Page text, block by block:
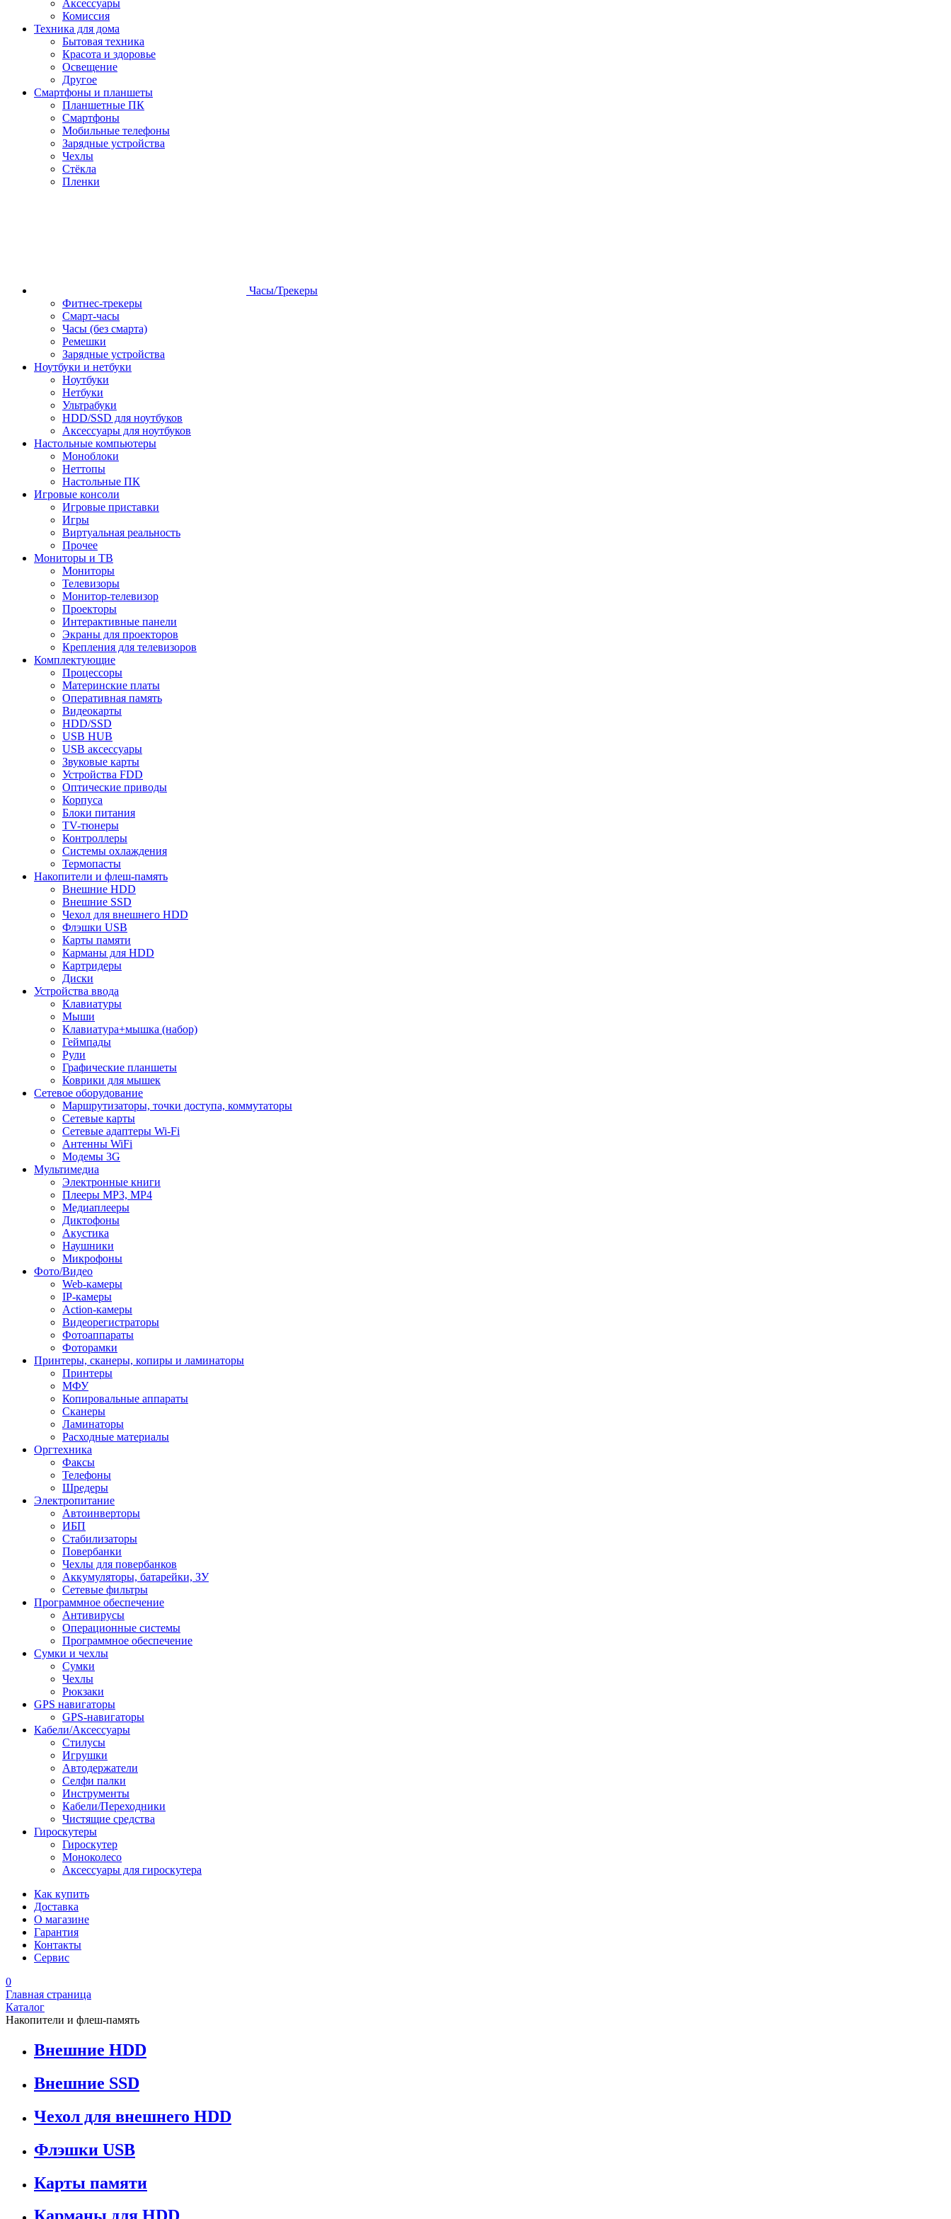
Аксессуары
Комиссия
Техника для дома
Бытовая техника
Красота и здоровье
Освещение
Другое
Смартфоны и планшеты
Планшетные ПК
Смартфоны
Мобильные телефоны
Зарядные устройства
Чехлы
Стёкла
Пленки
Часы/Трекеры
Фитнес-трекеры
Смарт-часы
Часы (без смарта)
Ремешки
Зарядные устройства
Ноутбуки и нетбуки
Ноутбуки
Нетбуки
Ультрабуки
HDD/SSD для ноутбуков
Аксессуары для ноутбуков
Настольные компьютеры
Моноблоки
Неттопы
Настольные ПК
Игровые консоли
Игровые приставки
Игры
Виртуальная реальность
Прочее
Мониторы и ТВ
Мониторы
Телевизоры
Монитор-телевизор
Проекторы
Интерактивные панели
Экраны для проекторов
Крепления для телевизоров
Комплектующие
Процессоры
Материнские платы
Оперативная память
Видеокарты
HDD/SSD
USB HUB
USB аксессуары
Звуковые карты
Устройства FDD
Оптические приводы
Корпуса
Блоки питания
TV-тюнеры
Контроллеры
Системы охлаждения
Термопасты
Накопители и флеш-память
Внешние HDD
Внешние SSD
Чехол для внешнего HDD
Флэшки USB
Карты памяти
Карманы для HDD
Картридеры
Диски
Устройства ввода
Клавиатуры
Мыши
Клавиатура+мышка (набор)
Геймпады
Рули
Графические планшеты
Коврики для мышек
Сетевое оборудование
Маршрутизаторы, точки доступа, коммутаторы
Сетевые карты
Сетевые адаптеры Wi-Fi
Антенны WiFi
Модемы 3G
Мультимедиа
Электронные книги
Плееры MP3, MP4
Медиаплееры
Диктофоны
Акустика
Наушники
Микрофоны
Фото/Видео
Web-камеры
IP-камеры
Action-камеры
Видеорегистраторы
Фотоаппараты
Фоторамки
Принтеры, сканеры, копиры и ламинаторы
Принтеры
МФУ
Копировальные аппараты
Сканеры
Ламинаторы
Расходные материалы
Оргтехника
Факсы
Телефоны
Шредеры
Электропитание
Автоинверторы
ИБП
Стабилизаторы
Повербанки
Чехлы для повербанков
Аккумуляторы, батарейки, ЗУ
Сетевые фильтры
Программное обеспечение
Антивирусы
Операционные системы
Программное обеспечение
Сумки и чехлы
Сумки
Чехлы
Рюкзаки
GPS навигаторы
GPS-навигаторы
Кабели/Аксессуары
Стилусы
Игрушки
Автодержатели
Селфи палки
Инструменты
Кабели/Переходники
Чистящие средства
Гироскутеры
Гироскутер
Моноколесо
Аксессуары для гироскутера
Как купить
Доставка
О магазине
Гарантия
Контакты
Сервис
0
Главная страница
Каталог
Накопители и флеш-память
Внешние HDD
Внешние SSD
Чехол для внешнего HDD
Флэшки USB
Карты памяти